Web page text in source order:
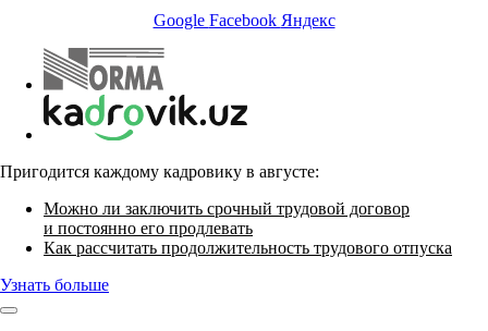
Google Facebook Яндекс
Пригодится каждому кадровику в августе:
Можно ли заключить срочный трудовой договор
и постоянно его продлевать
Как рассчитать продолжительность трудового отпуска
Узнать больше